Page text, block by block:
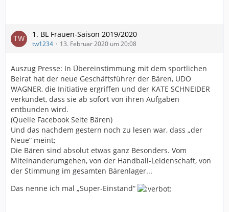
1. BL Frauen-Saison 2019/2020
tw1234 13. Februar 2020 um 20:08
Auszug Presse: In Übereinstimmung mit dem sportlichen
Beirat hat der neue Geschäftsführer der Bären, UDO
WAGNER, die Initiative ergriffen und der KATE SCHNEIDER
verkündet, dass sie ab sofort von ihren Aufgaben
entbunden wird.
(Quelle Facebook Seite Bären)
Und das nachdem gestern noch zu lesen war, dass „der
Neue“ meint;
Die Bären sind absolut etwas ganz Besonders. Vom
Miteinanderumgehen, von der Handball-Leidenschaft, von
der Stimmung im gesamten Bärenlager...
Das nenne ich mal „Super-Einstand“